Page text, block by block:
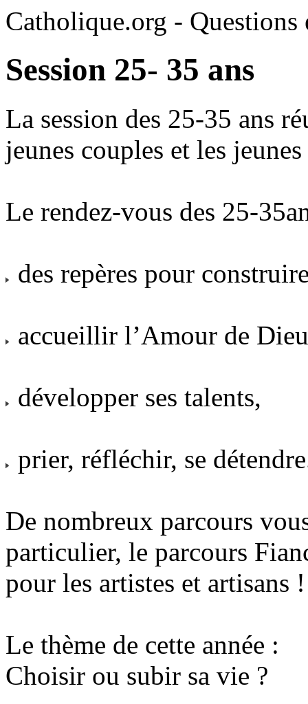
Catholique.org - Questions
Session 25- 35 ans
La session des 25-35 ans
jeunes couples et les
Le rendez-vous des 25-
des repères pour
accueillir l’Amour de
développer ses talents,
prier, réfléchir, se
De nombreux parcours
particulier, le parcours
pour les artistes et artisans !
Le thème de cette année :
Choisir ou subir sa vie ?